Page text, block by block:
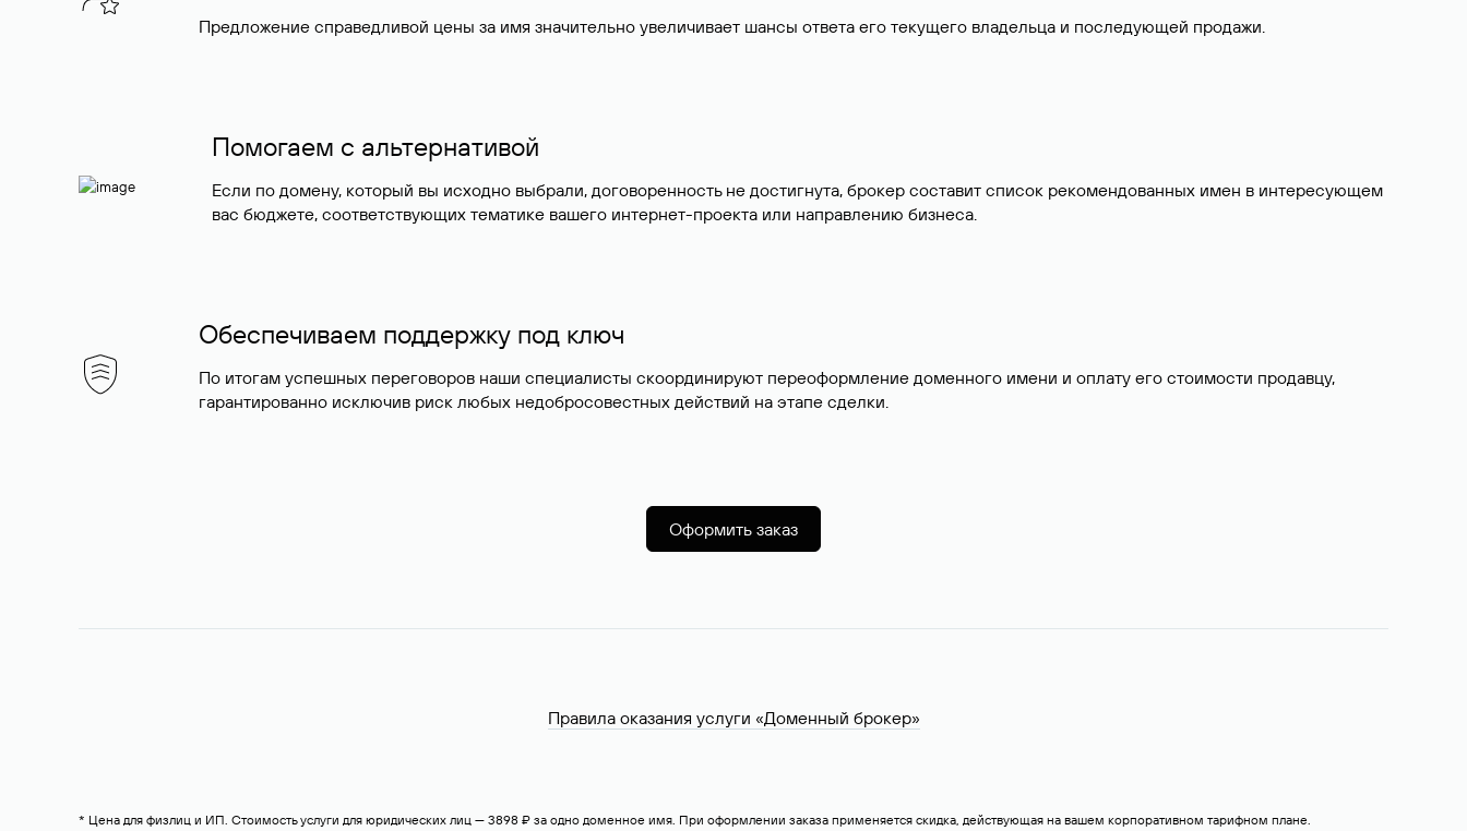
Предложение справедливой цены за имя значительно увеличивает шансы ответа его текущего владельца и последующей продажи.
Помогаем с альтернативой
Если по домену, который вы исходно выбрали, договоренность не достигнута, брокер составит список рекомендованных имен в интересующем
вас бюджете, соответствующих тематике вашего интернет-проекта или направлению бизнеса.
Обеспечиваем поддержку под ключ
По итогам успешных переговоров наши специалисты скоординируют переоформление доменного имени и оплату его стоимости продавцу,
гарантированно исключив риск любых недобросовестных действий на этапе сделки.
Оформить заказ
Правила оказания услуги «Доменный брокер»
* Цена для физлиц и ИП. Стоимость услуги для юридических лиц — 3898 ₽ за одно доменное имя. При оформлении заказа применяется скидка, действующая на вашем корпоративном тарифном плане.